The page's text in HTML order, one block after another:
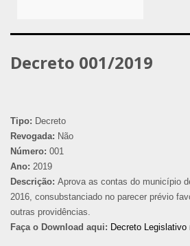
Decreto 001/2019
Tipo: Decreto
Revogada: Não
Número: 001
Ano: 2019
Descrição: Aprova as contas do município
2016, consubstanciado no parecer prévio
outras providências.
Faça o Download aqui: Decreto Legislativo